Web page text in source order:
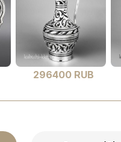
296400 RUB